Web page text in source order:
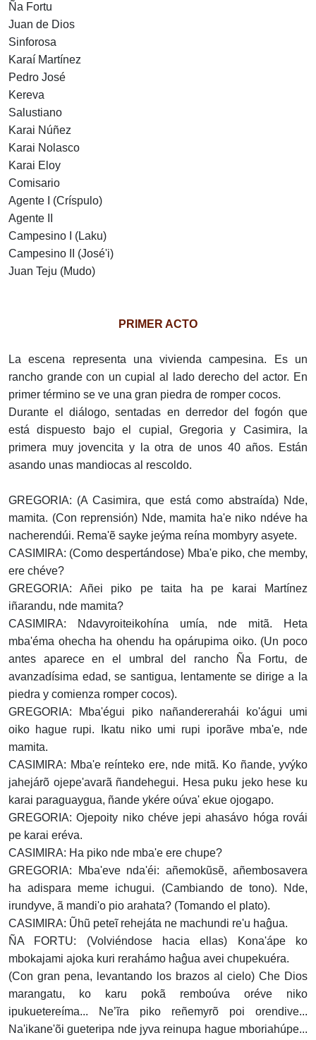
Ña Fortu
Juan de Dios
Sinforosa
Karaí Martínez
Pedro José
Kereva
Salustiano
Karai Núñez
Karai Nolasco
Karai Eloy
Comisario
Agente I (Críspulo)
Agente II
Campesino I (Laku)
Campesino II (José'i)
Juan Teju (Mudo)
PRIMER ACTO
La escena representa una vivienda campesina. Es un
rancho grande con un cupial al lado derecho del actor. En
primer término se ve una gran piedra de romper cocos.
Durante el diálogo, sentadas en derredor del fogón que
está dispuesto bajo el cupial, Gregoria y Casimira, la
primera muy jovencita y la otra de unos 40 años. Están
asando unas mandiocas al rescoldo.
GREGORIA: (A Casimira, que está como abstraída) Nde,
mamita. (Con reprensión) Nde, mamita ha'e niko ndéve ha
nacherendúi. Rema'ẽ sayke jeýma reína mombyry asyete.
CASIMIRA: (Como despertándose) Mba'e piko, che memby,
ere chéve?
GREGORIA: Añei piko pe taita ha pe karai Martínez
iñarandu, nde mamita?
CASIMIRA: Ndavyroiteikohína umía, nde mitã. Heta
mba'éma ohecha ha ohendu ha opárupima oiko. (Un poco
antes aparece en el umbral del rancho Ña Fortu, de
avanzadísima edad, se santigua, lentamente se dirige a la
piedra y comienza romper cocos).
GREGORIA: Mba'égui piko nañandererahái ko'águi umi
oiko hague rupi. Ikatu niko umi rupi iporãve mba'e, nde
mamita.
CASIMIRA: Mba'e reínteko ere, nde mitã. Ko ñande, yvýko
jahejárõ ojepe'avarã ñandehegui. Hesa puku jeko hese ku
karai paraguaygua, ñande ykére oúva' ekue ojogapo.
GREGORIA: Ojepoity niko chéve jepi ahasávo hóga rovái
pe karai eréva.
CASIMIRA: Ha piko nde mba'e ere chupe?
GREGORIA: Mba'eve nda'éi: añemokũsẽ, añembosavera
ha adispara meme ichugui. (Cambiando de tono). Nde,
irundyve, ã mandi'o pio arahata? (Tomando el plato).
CASIMIRA: Ũhũ peteĩ rehejáta ne machundi re'u haĝua.
ÑA FORTU: (Volviéndose hacia ellas) Kona'ápe ko
mbokajami ajoka kuri rerahámo haĝua avei chupekuéra.
(Con gran pena, levantando los brazos al cielo) Che Dios
marangatu, ko karu pokã remboúva oréve niko
ipukuetereíma... Ne’ĩra piko reñemyrõ poi orendive...
Na'ikane'õi gueteripa nde jyva reinupa hague mboriahúpe...